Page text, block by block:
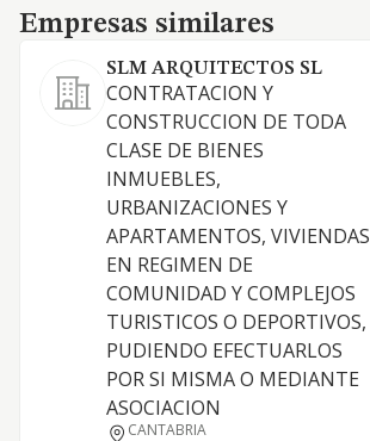
Empresas similares
Empresas similares
SLM ARQUITECTOS SL
CONTRATACION Y
CONSTRUCCION DE TODA
CLASE DE BIENES
INMUEBLES,
URBANIZACIONES Y
APARTAMENTOS, VIVIENDAS
EN REGIMEN DE
COMUNIDAD Y COMPLEJOS
TURISTICOS O DEPORTIVOS,
PUDIENDO EFECTUARLOS
POR SI MISMA O MEDIANTE
ASOCIACION
CANTABRIA